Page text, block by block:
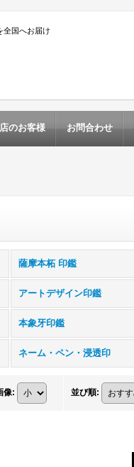
全国へお届け
のお客様 お問合わせ
薩摩本柘 印鑑
アートデザイン印鑑
本象牙印鑑
ネーム・ペン・浸透印
像: 並び順: